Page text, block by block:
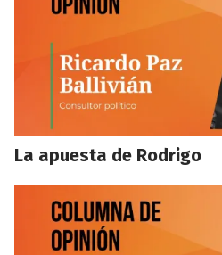
La apuesta de Rodrigo